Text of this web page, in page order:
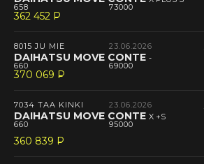
658 73000
362 452 P
--
8015 JU MIE 23.06.2026
DAIHATSU MOVE CONTE -
660 69000
370 069 P
--
7034 TAA KINKI 23.06.2026
DAIHATSU MOVE CONTE X +S
660 95000
360 839 P
--